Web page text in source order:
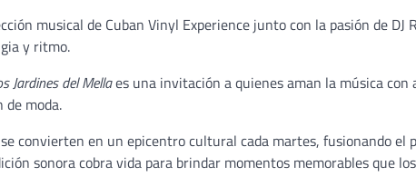
musical de Cuban Vinyl Experience junto con la pasión de
y ritmo.
Jardines del Mellaes una invitación a quienes aman la música con
de moda.
convierten en un epicentro cultural cada martes, fusionando el
sonora cobra vida para brindar momentos memorables que